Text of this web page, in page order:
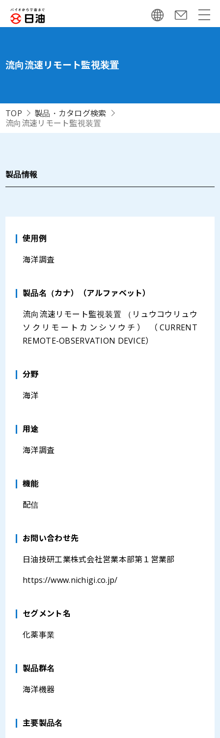
流向流速リモート監視装置
TOP
製品・カタログ検索
流向流速リモート監視装置
製品情報
使用例
海洋調査
製品名（カナ）（アルファベット）
流向流速リモート監視装置 （リュウコウリュウ
ソクリモートカンシソウチ） （CURRENT
REMOTE-OBSERVATION DEVICE）
分野
海洋
⽤途
海洋調査
機能
配信
お問い合わせ先
日油技研工業株式会社営業本部第１営業部
https://www.nichigi.co.jp/
セグメント名
化薬事業
製品群名
海洋機器
主要製品名